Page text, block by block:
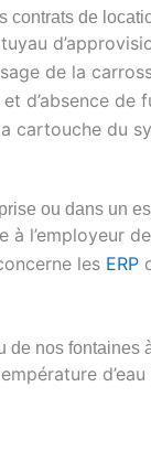
contrats de
de la
d’absence de
cartouche du
ou dans un
à l’employeur
les ERP
de nos fontaines